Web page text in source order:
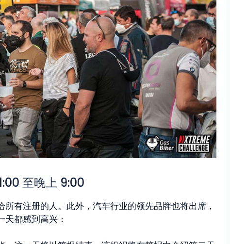
至晚上 9:00
有注册的人。此外，汽车行业的领先品牌也将出席，
都感到高兴：